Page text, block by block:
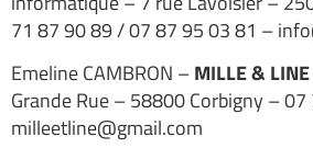
71 87 90 89 / 07 87 95 03 81 –
Emeline CAMBRON –MILLE & LINE
Grande Rue – 58800 Corbigny –
milleetline@gmail.com